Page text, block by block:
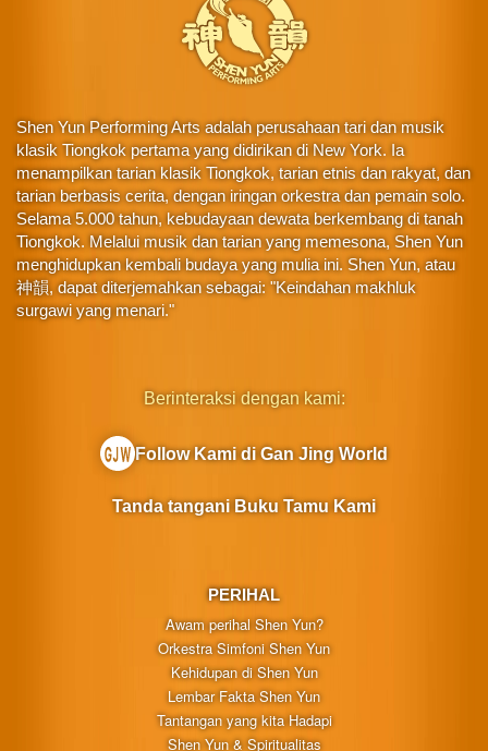
Shen Yun Performing Arts adalah perusahaan tari dan musik
klasik Tiongkok pertama yang didirikan di New York. Ia
menampilkan tarian klasik Tiongkok, tarian etnis dan rakyat, dan
tarian berbasis cerita, dengan iringan orkestra dan pemain solo.
Selama 5.000 tahun, kebudayaan dewata berkembang di tanah
Tiongkok. Melalui musik dan tarian yang memesona, Shen Yun
menghidupkan kembali budaya yang mulia ini. Shen Yun, atau
神韻, dapat diterjemahkan sebagai: "Keindahan makhluk
surgawi yang menari."
PERIHAL
Awam perihal Shen Yun?
Orkestra Simfoni Shen Yun
Kehidupan di Shen Yun
Lembar Fakta Shen Yun
Tantangan yang kita Hadapi
Shen Yun & Spiritualitas
Berinteraksi dengan kami:
Follow Kami di Gan Jing World
Tanda tangani Buku Tamu Kami